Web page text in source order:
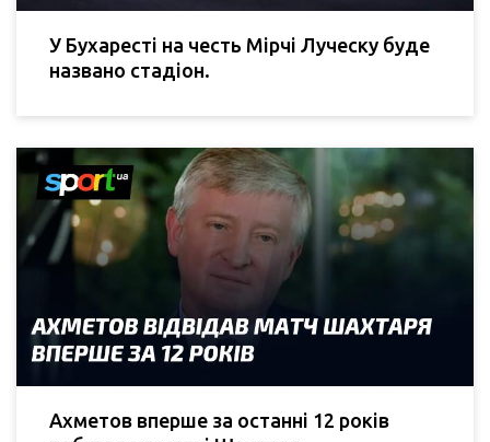
У Бухаресті на честь Мірчі Луческу буде
названо стадіон.
Ахметов вперше за останні 12 років